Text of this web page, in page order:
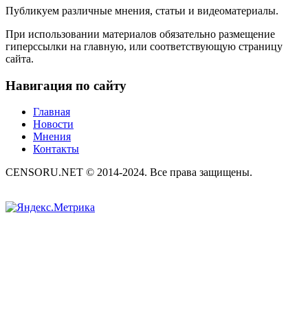
Публикуем различные мнения, статьи и видеоматериалы.
При использовании материалов обязательно размещение
гиперссылки на главную, или соответствующую страницу
сайта.
Навигация по сайту
Главная
Новости
Мнения
Контакты
CENSORU.NET © 2014-2024. Все права защищены.